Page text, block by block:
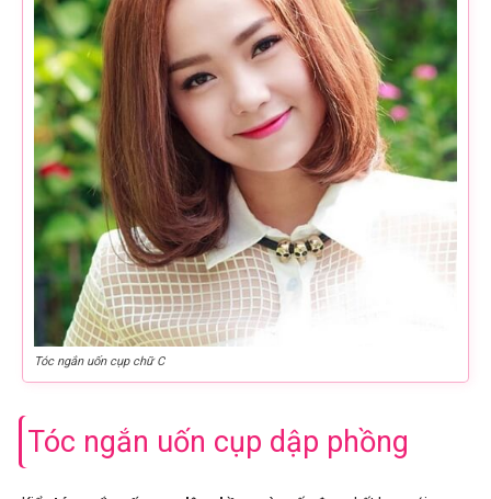
Tóc ngắn uốn cụp chữ C
Tóc ngắn uốn cụp dập phồng